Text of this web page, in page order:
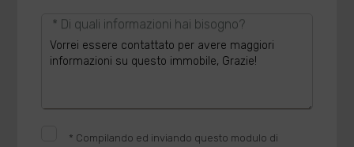
* Di quali informazioni hai bisogno?
* Compilando ed inviando questo modulo di